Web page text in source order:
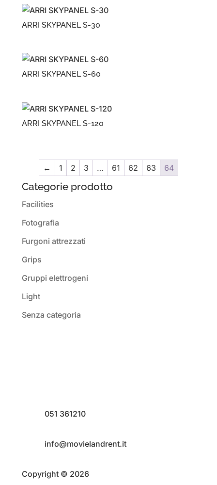
ARRI SKYPANEL S-30
ARRI SKYPANEL S-60
ARRI SKYPANEL S-120
← 1 2 3 … 61 62 63 64
Categorie prodotto
Facilities
Fotografia
Furgoni attrezzati
Grips
Gruppi elettrogeni
Light
Senza categoria
051 361210
info@movielandrent.it
Copyright © 2026